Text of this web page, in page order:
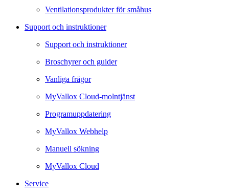
Ventilationsprodukter för småhus
Support och instruktioner
Support och instruktioner
Broschyrer och guider
Vanliga frågor
MyVallox Cloud-molntjänst
Programuppdatering
MyVallox Webhelp
Manuell sökning
MyVallox Cloud
Service